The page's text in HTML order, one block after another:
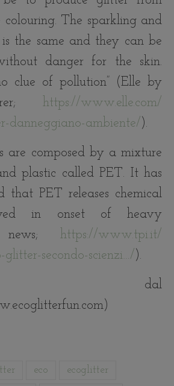
colouring. The sparkling and
the same and they can be
danger for the skin.
clue of pollution” (Elle by
https://www.elle.com/
danneggiano-ambiente/ ).
are composed by a mixture
plastic called PET. It has
that PET releases chemical
in onset of heavy
news; https://www.tpi.it/
secondo-scienzi…/ ).
dal
eco
ecoglitter